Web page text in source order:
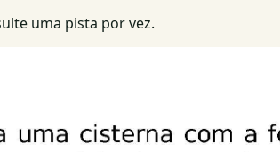
uma pista por vez.